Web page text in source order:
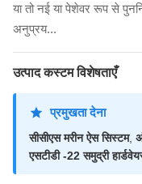
या तो नई या पेशेवर रूप से
अनुप्रय...
उत्पाद कस्टम विशेषताएँ
प्रमुखता देना
सीसीएस मरीन ऐस सिस्टम,
एसटीडी -22 समुद्री